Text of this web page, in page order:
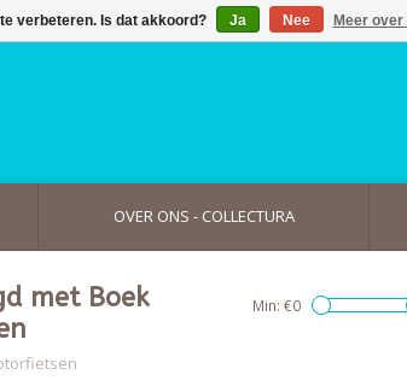
OVER ONS - COLLECTURA
met Boek
Min: €0
verbeteren. Is dat akkoord? Ja Nee Meer